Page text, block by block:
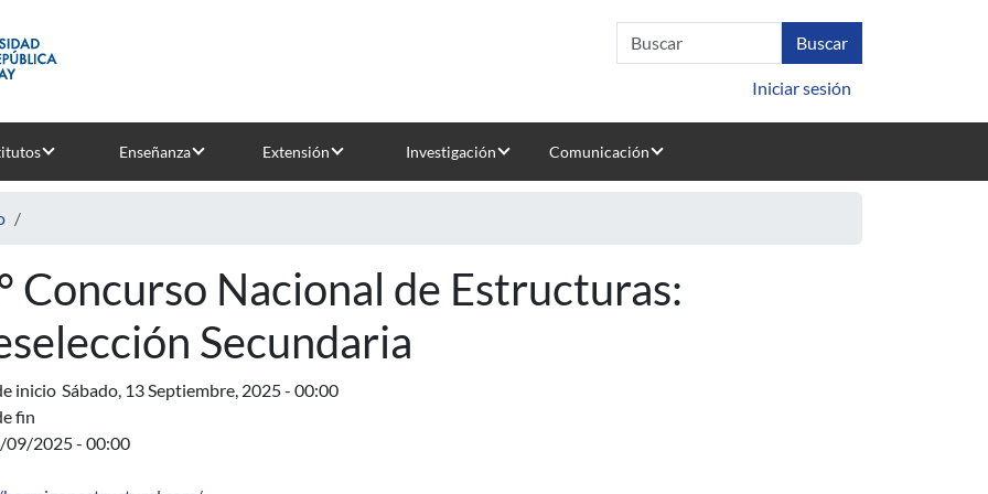
Iniciar sesión
Enseñanza Extensión Investigación Comunicación
Concurso Nacional de Estructuras:
Secundaria
inicio Sábado, 13 Septiembre, 2025 - 00:00
fin
09/2025 - 00:00